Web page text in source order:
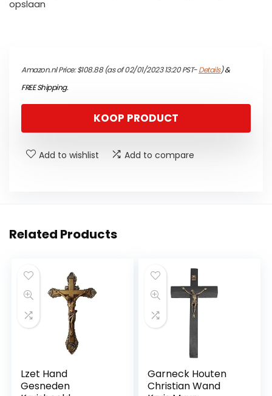
opslaan
Amazon.nl Price:$108.88(as of 02/01/2023 13:20 PST-Details)&
FREE Shipping.
KOOP PRODUCT
Add to wishlist Add to compare
Related Products
Lzet Hand
Gesneden
Garneck Houten
Christian Wand